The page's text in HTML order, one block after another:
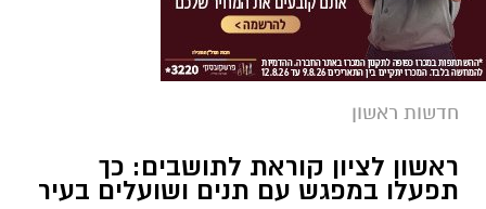
חדשות ראשון
ראשון לציון קוראת לתושבים: כך
תפעלו במפגש עם תנים ושועלים בעיר